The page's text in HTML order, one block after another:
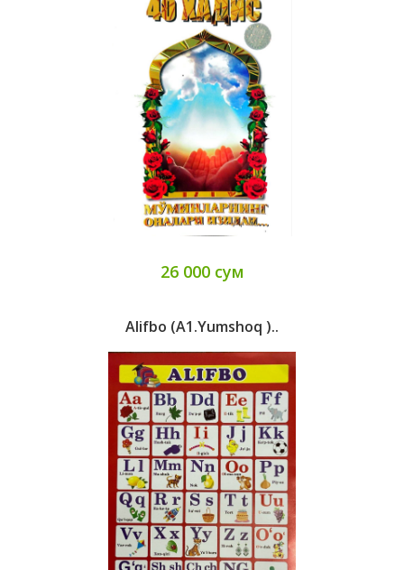
26 000 сум
Alifbo (A1.yumshoq )..